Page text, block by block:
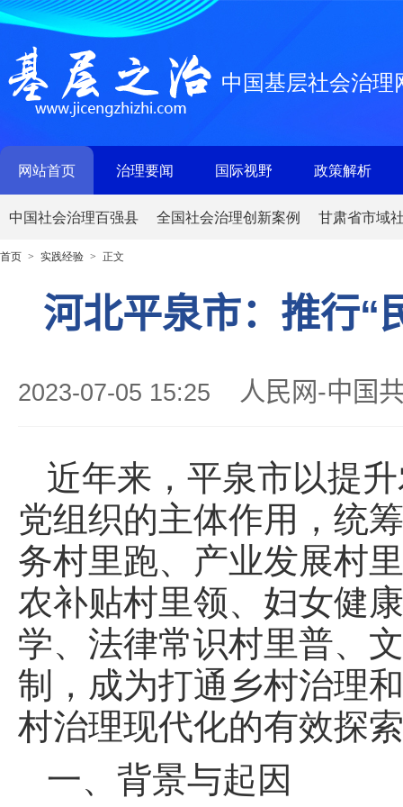
中国基层社会治理
网站首页 治理要闻 国际视野 政策解析
中国社会治理百强县 全国社会治理创新案例 甘肃省市域
首页 > 实践经验 > 正文
河北平泉市：推行“
2023-07-05 15:25 人民网-中国
近年来，平泉市以提
党组织的主体作用，统
务村里跑、产业发展村
农补贴村里领、妇女健
学、法律常识村里普、
制，成为打通乡村治理
村治理现代化的有效探
一、背景与起因